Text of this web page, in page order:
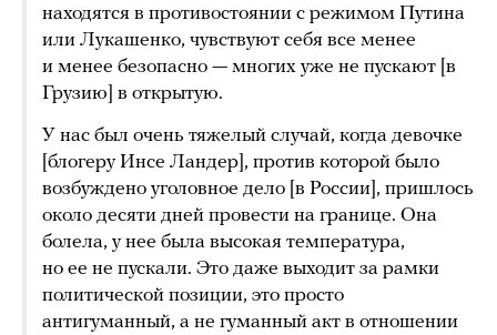
находятся в противостоянии с режимом Путина
или Лукашенко, чувствуют себя все менее
и менее безопасно — многих уже не пускают [в
Грузию] в открытую.
У нас был очень тяжелый случай, когда девочке
[блогеру Инсе Ландер], против которой было
возбуждено уголовное дело [в России], пришлось
около десяти дней провести на границе. Она
болела, у нее была высокая температура,
но ее не пускали. Это даже выходит за рамки
политической позиции, это просто
антигуманный, а не гуманный акт в отношении